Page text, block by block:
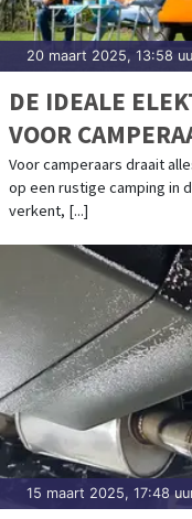
20 maart 2025, 13:58
DE IDEALE
VOOR
Voor camperaars draait
op een rustige camping in
verkent, [...]
15 maart 2025, 17:48